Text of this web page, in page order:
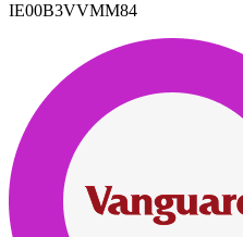
IE00B3VVMM84